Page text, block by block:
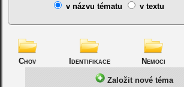
v názvu tématu
v textu
Chov Identifikace Nemoci
Založit nové téma